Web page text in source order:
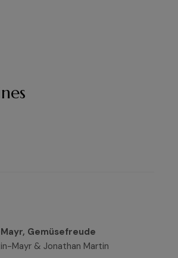
Gemüsefreude
Mayr & Jonathan Martin